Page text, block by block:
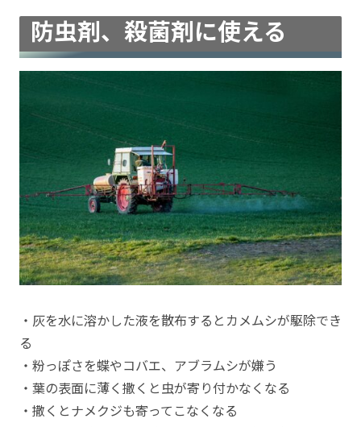
防虫剤、殺菌剤に使える
・灰を水に溶かした液を散布するとカメムシが駆除でき
る
・粉っぽさを蝶やコバエ、アブラムシが嫌う
・葉の表面に薄く撒くと虫が寄り付かなくなる
・撒くとナメクジも寄ってこなくなる